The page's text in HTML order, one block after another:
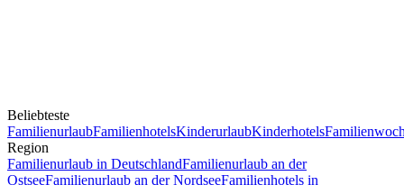
Beliebteste
FamilienurlaubFamilienhotelsKinderurlaubKinderhotels
Region
Familienurlaub in DeutschlandFamilienurlaub an der
OstseeFamilienurlaub an der NordseeFamilienhotels in